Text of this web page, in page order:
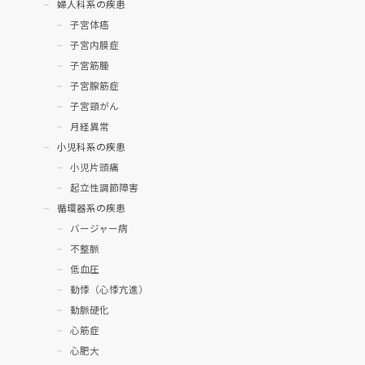
婦人科系の疾患
子宮体癌
子宮内膜症
子宮筋腫
子宮腺筋症
子宮頸がん
月経異常
小児科系の疾患
小児片頭痛
起立性調節障害
循環器系の疾患
バージャー病
不整脈
低血圧
動悸（心悸亢進）
動脈硬化
心筋症
心肥大